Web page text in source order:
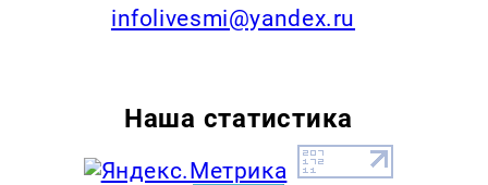
infolivesmi@yandex.ru
Наша статистика